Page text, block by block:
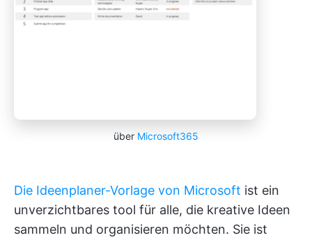
über Microsoft365
Die Ideenplaner-Vorlage von Microsoft ist ein
unverzichtbares tool für alle, die kreative Ideen
sammeln und organisieren möchten. Sie ist